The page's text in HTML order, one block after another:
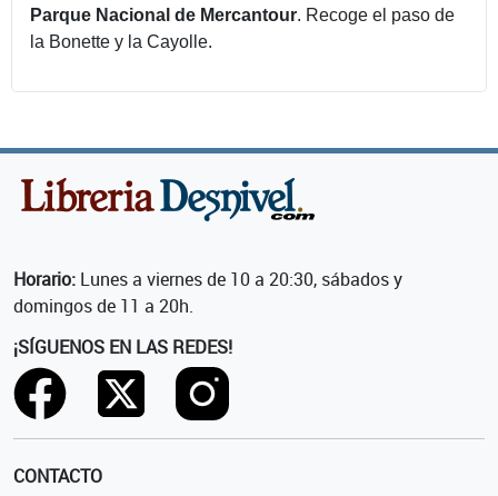
Parque Nacional de Mercantour. Recoge el paso de
la Bonette y la Cayolle.
Horario: Lunes a viernes de 10 a 20:30, sábados y
domingos de 11 a 20h.
¡SÍGUENOS EN LAS REDES!
CONTACTO